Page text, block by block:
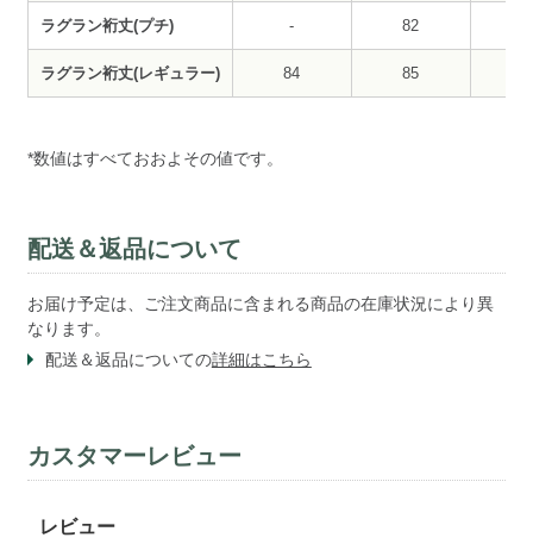
ラグラン裄丈(プチ) - 82
ラグラン裄丈(レギュラー) 84 85
*数値はすべておおよその値です。
配送＆返品について
お届け予定は、ご注文商品に含まれる商品の在庫状況により異
なります。
配送＆返品についての詳細はこちら
カスタマーレビュー